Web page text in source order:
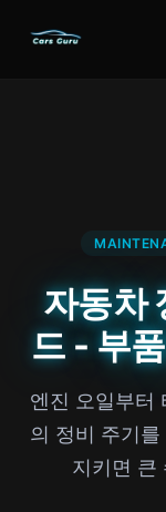
자동차
드 - 부
엔진 오일부터
의 정비 주기
지키면 큰